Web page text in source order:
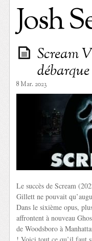
Josh
Scream
8 Mar. 2023
Le succès de Scream
Gillett ne pouvait
Dans le sixième opus,
affrontent à nouveau
de Woodsboro à